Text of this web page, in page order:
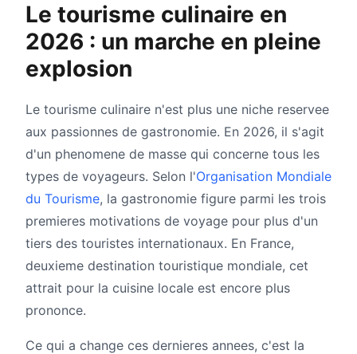
Le tourisme culinaire en
2026 : un marche en pleine
explosion
Le tourisme culinaire n'est plus une niche reservee
aux passionnes de gastronomie. En 2026, il s'agit
d'un phenomene de masse qui concerne tous les
types de voyageurs. Selon l'Organisation Mondiale
du Tourisme, la gastronomie figure parmi les trois
premieres motivations de voyage pour plus d'un
tiers des touristes internationaux. En France,
deuxieme destination touristique mondiale, cet
attrait pour la cuisine locale est encore plus
prononce.
Ce qui a change ces dernieres annees, c'est la